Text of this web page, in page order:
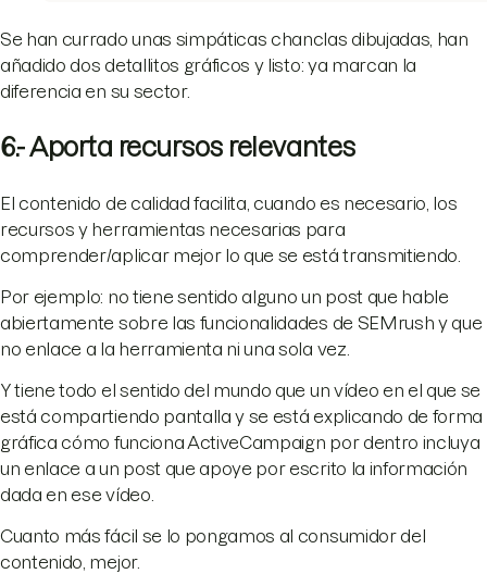
Se han currado unas simpáticas chanclas dibujadas, han
añadido dos detallitos gráficos y listo: ya marcan la
diferencia en su sector.
6.- Aporta recursos relevantes
El contenido de calidad facilita, cuando es necesario, los
recursos y herramientas necesarias para
comprender/aplicar mejor lo que se está transmitiendo.
Por ejemplo: no tiene sentido alguno un post que hable
abiertamente sobre las funcionalidades de SEMrush y que
no enlace a la herramienta ni una sola vez.
Y tiene todo el sentido del mundo que un vídeo en el que se
está compartiendo pantalla y se está explicando de forma
gráfica cómo funciona ActiveCampaign por dentro incluya
un enlace a un post que apoye por escrito la información
dada en ese vídeo.
Cuanto más fácil se lo pongamos al consumidor del
contenido, mejor.